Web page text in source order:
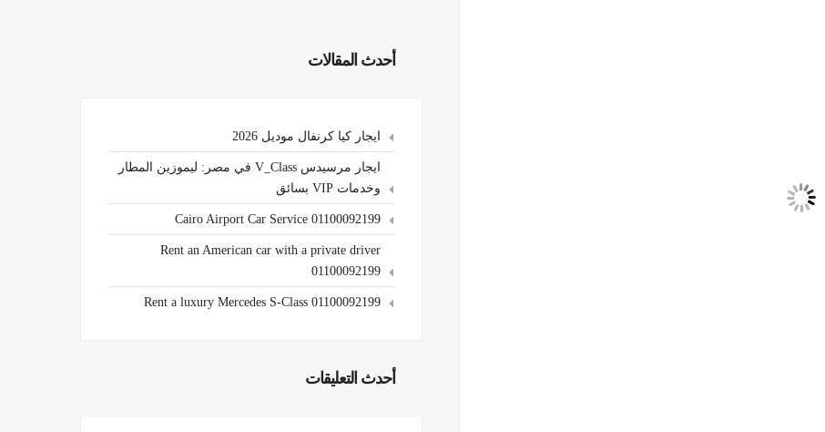
أحدث المقالات
ايجار كيا كرنفال موديل 2026
ايجار مرسيدس V_Class في مصر: ليموزين المطار
وخدمات VIP بسائق
Cairo Airport Car Service 01100092199
Rent an American car with a private driver
01100092199
Rent a luxury Mercedes S-Class 01100092199
أحدث التعليقات